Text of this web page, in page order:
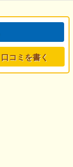
口コミを書く